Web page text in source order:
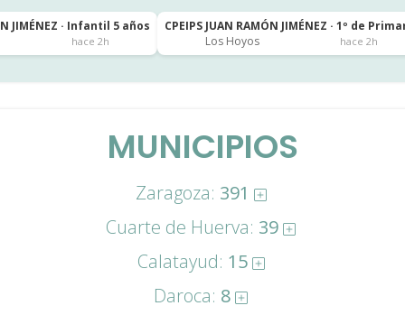
JIMÉNEZ · Infantil 5 años
hace 2h
CPEIPS JUAN RAMÓN JIMÉNEZ · 1º de
Los Hoyos
hace 2h
MUNICIPIOS
Zaragoza: 391
Cuarte de Huerva: 39
Calatayud: 15
Daroca: 8